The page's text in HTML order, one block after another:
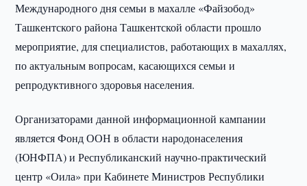
Международного дня семьи в махалле «Файзобод»
Ташкентского района Ташкентской области прошло
мероприятие, для специалистов, работающих в махаллях,
по актуальным вопросам, касающихся семьи и
репродуктивного здоровья населения.
Организаторами данной информационной кампании
является Фонд ООН в области народонаселения
(ЮНФПА) и Республиканский научно-практический
центр «Оила» при Кабинете Министров Республики